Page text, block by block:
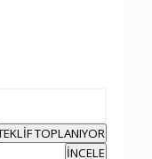
TOPLANIYOR
İNCELE